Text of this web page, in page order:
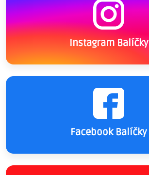
Instagram Balíčky
Facebook Balíčky